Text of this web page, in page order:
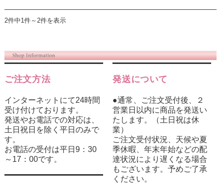
2件中1件～2件を表示
ご注文方法
インターネットにて24時間
受け付けております。
発送やお電話での対応は、
土日祝日を除く平日のみで
す。
お電話の受付は平日9：30
～17：00です。
発送について
●通常、ご注文受付後、２
営業日以内に商品を発送い
たします。（土日祝は休
業）
ご注文受付状況、天候や夏
季休暇、年末年始などの配
達状況により遅くなる場合
もございます。予めご了承
ください。